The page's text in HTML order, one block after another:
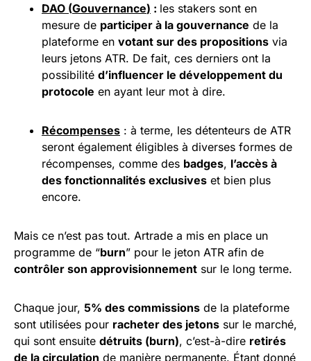
DAO (Gouvernance) : les stakers sont en
mesure de participer à la gouvernance de la
plateforme en votant sur des propositions via
leurs jetons ATR. De fait, ces derniers ont la
possibilité d’influencer le développement du
protocole en ayant leur mot à dire.
Récompenses : à terme, les détenteurs de ATR
seront également éligibles à diverses formes de
récompenses, comme des badges, l’accès à
des fonctionnalités exclusives et bien plus
encore.
Mais ce n’est pas tout. Artrade a mis en place un
programme de “burn” pour le jeton ATR afin de
contrôler son approvisionnement sur le long terme.
Chaque jour, 5% des commissions de la plateforme
sont utilisées pour racheter des jetons sur le marché,
qui sont ensuite détruits (burn), c’est-à-dire retirés
de la circulation de manière permanente. Étant donné